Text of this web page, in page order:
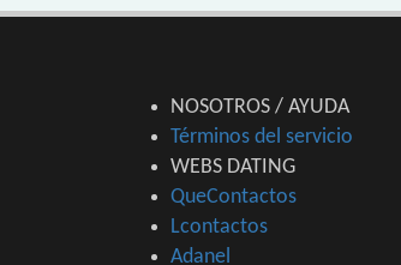
NOSOTROS / AYUDA
Términos del servicio
WEBS DATING
QueContactos
Lcontactos
Adanel